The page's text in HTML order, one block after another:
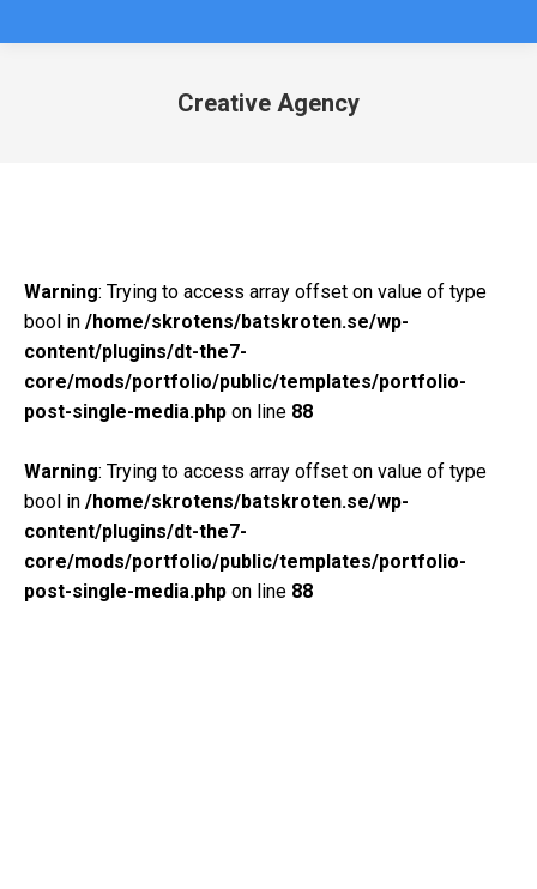
Creative Agency
Warning: Trying to access array offset on value of type
bool in /home/skrotens/batskroten.se/wp-
content/plugins/dt-the7-
core/mods/portfolio/public/templates/portfolio-
post-single-media.php on line 88
Warning: Trying to access array offset on value of type
bool in /home/skrotens/batskroten.se/wp-
content/plugins/dt-the7-
core/mods/portfolio/public/templates/portfolio-
post-single-media.php on line 88